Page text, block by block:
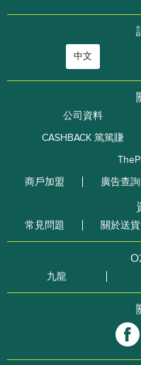
中文
公司資料
CASHBACK 篤篤賺
商戶加盟
廣告查詢
常見問題 關於送貨
九龍